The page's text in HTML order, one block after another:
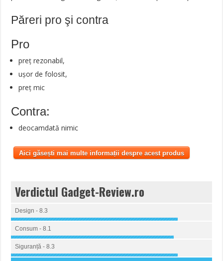
Păreri pro şi contra
Pro
preț rezonabil,
ușor de folosit,
preț mic
Contra:
deocamdată nimic
Aici găsești mai multe informații despre acest produs
Verdictul Gadget-Review.ro
Design - 8.3
Consum - 8.1
Siguranță - 8.3